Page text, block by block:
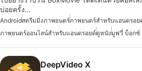
บ่อยครั้ง…
Androidสตรีมมิ่งภาพยนตร์ภาพยนตร์สำหรับแอนดรอย
ภาพยนตร์ออนไลน์สำหรับแอนดรอยด์ดูหนังมูฟวี่ บ็อกซ์
DeepVideo X